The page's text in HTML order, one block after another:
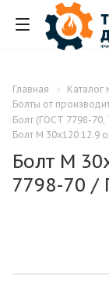
Главная Каталог
Болты от
Болт (ГОСТ 7798-
Болт M 30x120 12.9
Болт M
7798-70 /